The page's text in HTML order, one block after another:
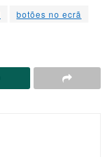
botões no ecrã